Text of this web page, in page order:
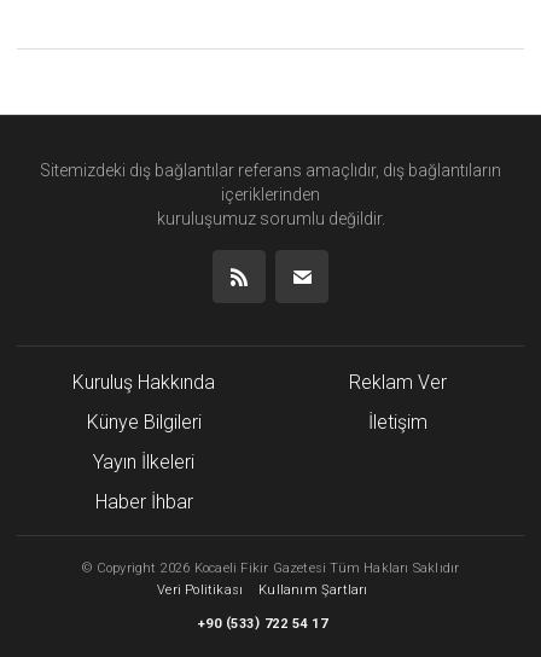
Sitemizdeki dış bağlantılar referans amaçlıdır, dış bağlantıların
içeriklerinden
kuruluşumuz sorumlu değildir.
Kuruluş Hakkında
Künye Bilgileri
Yayın İlkeleri
Haber İhbar
Reklam Ver
İletişim
© Copyright 2026 Kocaeli Fikir Gazetesi Tüm Hakları Saklıdır
Veri Politikası
Kullanım Şartları
+90 (533) 722 54 17